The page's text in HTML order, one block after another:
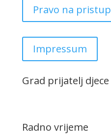
Pravo na pristup
Impressum
Grad prijatelj djece
Radno vrijeme